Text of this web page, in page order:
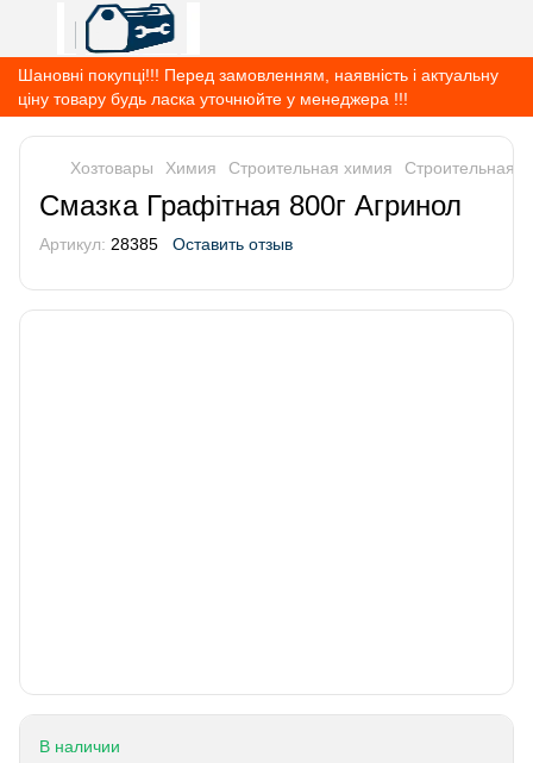
Шановні покупці!!! Перед замовленням, наявність і актуальну
ціну товару будь ласка уточнюйте у менеджера !!!
Хозтовары Химия Строительная химия Строительная
Смазка Графітная 800г Агринол
Артикул: 28385 Оставить отзыв
В наличии